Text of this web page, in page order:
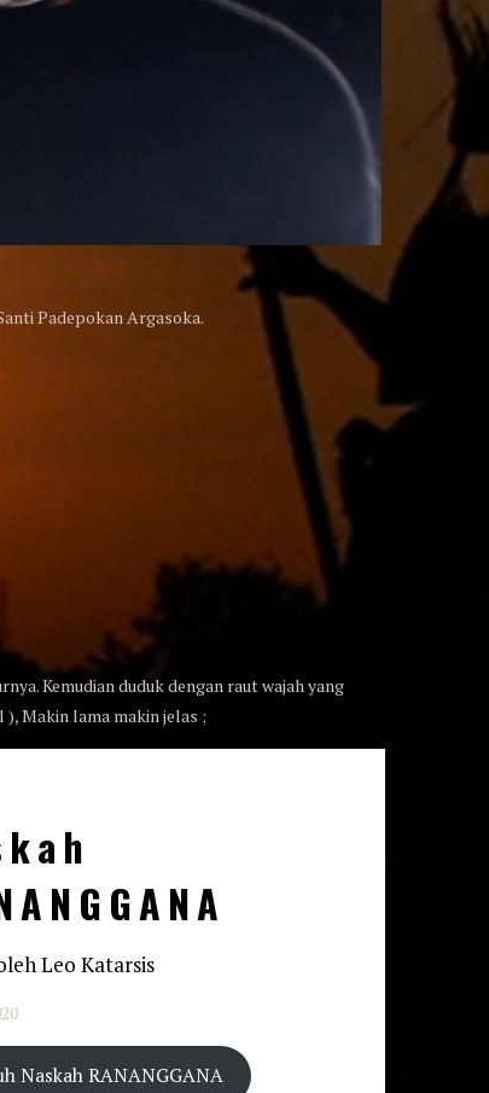
Padepokan Argasoka.
Kemudian duduk dengan raut wajah yang
Makin lama makin jelas ;
Leo Katarsis
Naskah RANANGGANA